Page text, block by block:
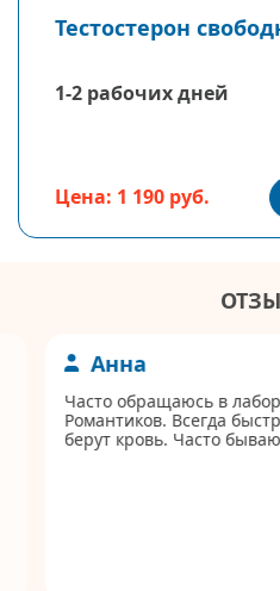
Тестостерон
1-2 рабочих дней
Цена: 1 190 руб.
Анна
Часто обращаюсь в
Романтиков. Всегда
берут кровь. Часто